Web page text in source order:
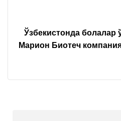
Ўзбекистонда болалар
Марион Биотеч